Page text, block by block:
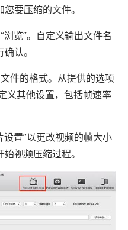
要压缩的文件。
览”。自定义输出文件名
认。
件的格式。从提供的选项
义其他设置，包括帧速率
置”以更改视频的帧大小
视频压缩过程。